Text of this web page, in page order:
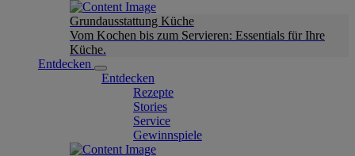
Grundausstattung Küche
Vom Kochen bis zum Servieren: Essentials für Ihre
Küche.
Entdecken
Entdecken
Rezepte
Stories
Service
Gewinnspiele